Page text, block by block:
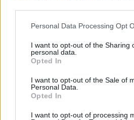
Personal Data Processing Opt
I want to opt-out of the Sharing
personal data.
Opted In
I want to opt-out of the Sale of
Personal Data.
Opted In
I want to opt-out of processing
κρεβατιού:Φανταστείτε
κοιμάστε σε ένα ζεστό και
στο καταχείμωνο ή να
χαμόγελο απόλαυσης
πρόσωπό σας; Αυτός είναι
αυτών των συστημάτων. Αν